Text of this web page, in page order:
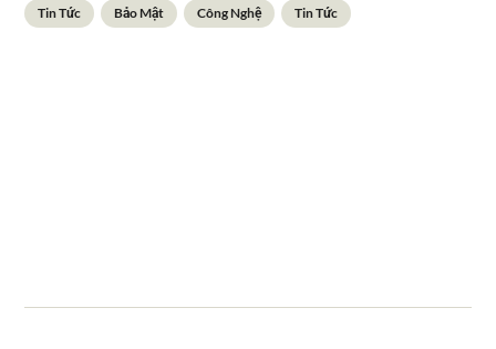
Tin Tức Bảo Mật Công Nghệ Tin Tức